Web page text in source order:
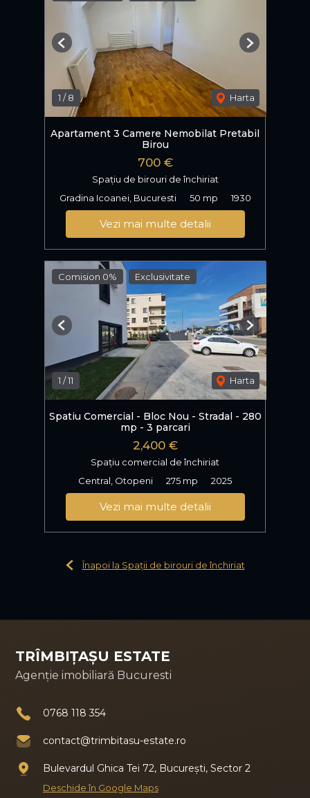
1 /8 Harta
Previous Next
Apartament 3 Camere Nemobilat Pretabil
Birou
700 €
Spațiu de birouri de închiriat
Gradina Icoanei, Bucuresti
50 mp 1930
Vezi mai multe detalii
Comision 0% Exclusivitate
1 /11 Harta
Previous Next
Spatiu Comercial - Bloc Nou - Stradal - 280
mp - 3 parcari
2,400 €
Spațiu comercial de închiriat
Central, Otopeni
275 mp 2025
Vezi mai multe detalii
Înapoi la Spații de birouri de închiriat
TRÎMBIȚAȘU ESTATE
Agenție imobiliară Bucuresti
0768 118 354
contact@trimbitasu-estate.ro
Bulevardul Ghica Tei 72, București, Sector 2
Deschide în Google Maps